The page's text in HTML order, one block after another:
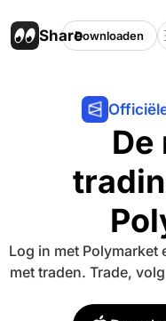
ShareDownloaden
De
Log in met Polymarket
met traden. Trade,